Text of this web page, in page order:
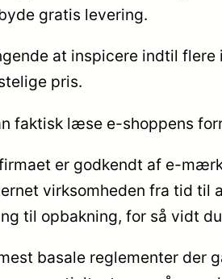
gratis levering.
at inspicere indtil
pris.
faktisk læse e-shoppens
er godkendt af e-
virksomheden fra tid
til opbakning, for så vidt
basale reglementer